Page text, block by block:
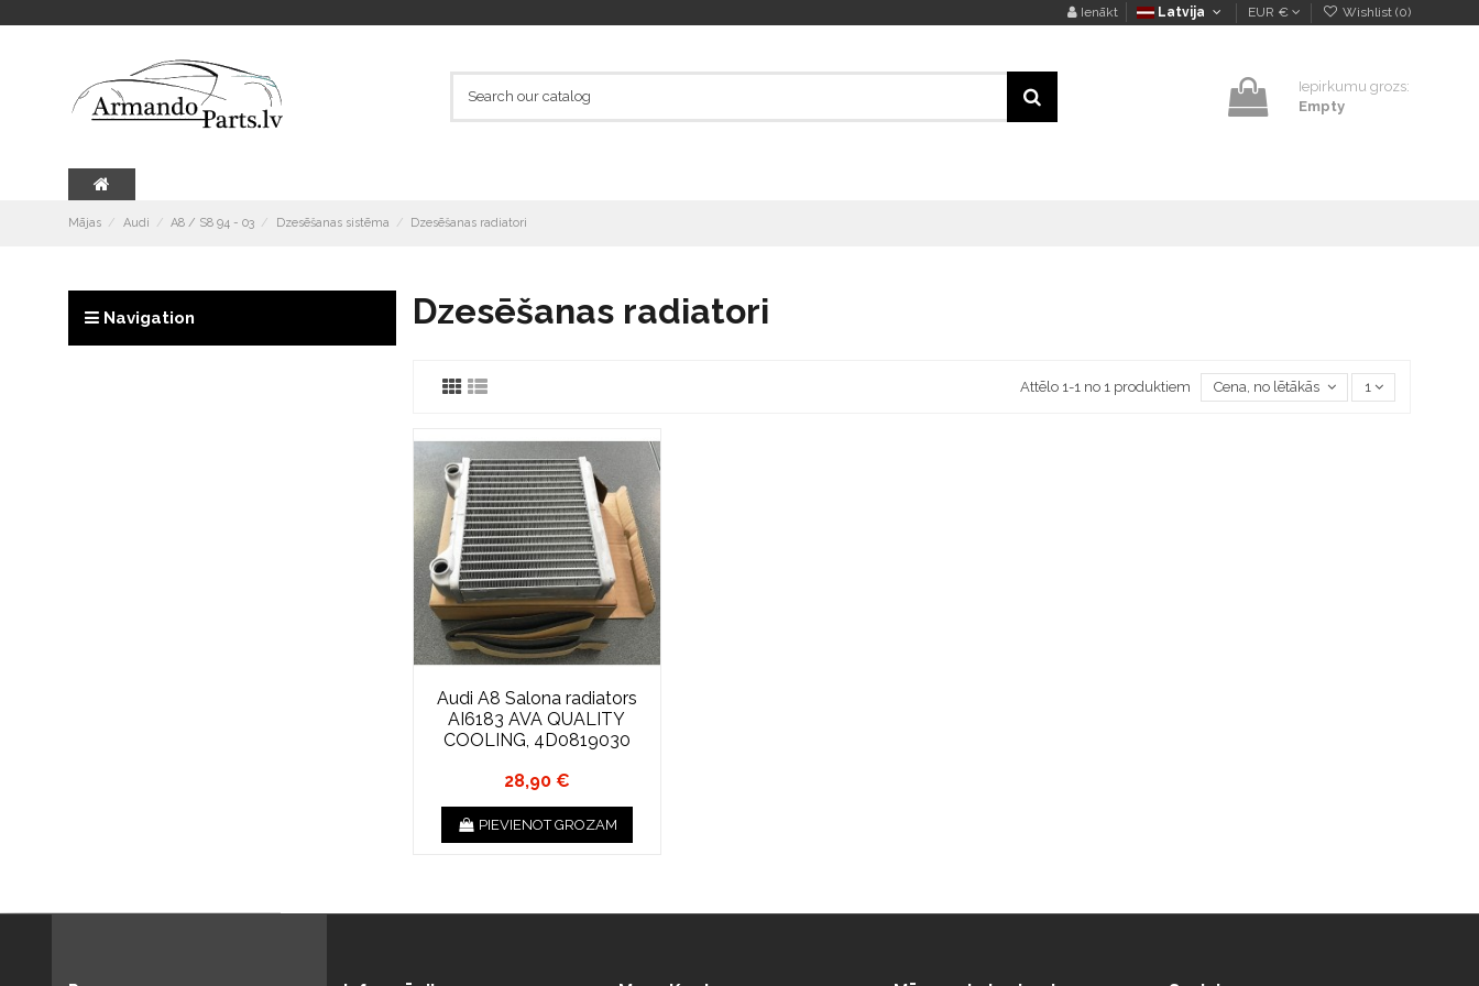
Ienākt Latvija EUR € Wishlist (0)
Iepirkumu grozs:
Empty
Mājas Audi A8 / S8 94 - 03 Dzesēšanas sistēma Dzesēšanas radiatori
Dzesēšanas radiatori
Attēlo 1-1 no 1 produktiem Cena, no lētākās uz dārgāko
1
Audi A8 Salona radiators
AI6183 AVA QUALITY
COOLING, 4D0819030
28,90 €
PIEVIENOT GROZAM
Navigation